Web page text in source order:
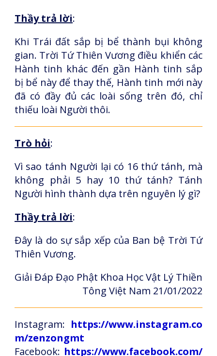
Thầy trả lời:
Khi Trái đất sắp bị bể thành bụi không
gian. Trời Tứ Thiên Vương điều khiển các
Hành tinh khác đến gần Hành tinh sắp
bị bể này để thay thế, Hành tinh mới này
đã có đầy đủ các loài sống trên đó, chỉ
thiếu loài Người thôi.
Trò hỏi:
Vì sao tánh Người lại có 16 thứ tánh, mà
không phải 5 hay 10 thứ tánh? Tánh
Người hình thành dựa trên nguyên lý gì?
Thầy trả lời:
Đây là do sự sắp xếp của Ban bệ Trời Tứ
Thiên Vương.
Giải Đáp Đạo Phật Khoa Học Vật Lý Thiền
Tông Việt Nam 21/01/2022
Instagram: https://www.instagram.co
m/zenzongmt
Facebook: https://www.facebook.com/